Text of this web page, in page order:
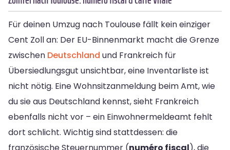
Für deinen Umzug nach Toulouse fällt kein einziger
Cent Zoll an: Der EU-Binnenmarkt macht die Grenze
zwischen Deutschland und Frankreich für
Übersiedlungsgut unsichtbar, eine Inventarliste ist
nicht nötig. Eine Wohnsitzanmeldung beim Amt, wie
du sie aus Deutschland kennst, sieht Frankreich
ebenfalls nicht vor – ein Einwohnermeldeamt fehlt
dort schlicht. Wichtig sind stattdessen: die